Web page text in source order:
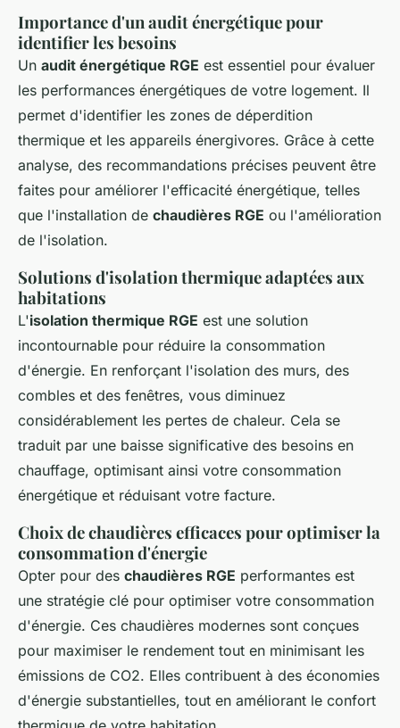
Importance d'un audit énergétique pour
identifier les besoins
Un audit énergétique RGE est essentiel pour évaluer
les performances énergétiques de votre logement. Il
permet d'identifier les zones de déperdition
thermique et les appareils énergivores. Grâce à cette
analyse, des recommandations précises peuvent être
faites pour améliorer l'efficacité énergétique, telles
que l'installation de chaudières RGE ou l'amélioration
de l'isolation.
Solutions d'isolation thermique adaptées aux
habitations
L'isolation thermique RGE est une solution
incontournable pour réduire la consommation
d'énergie. En renforçant l'isolation des murs, des
combles et des fenêtres, vous diminuez
considérablement les pertes de chaleur. Cela se
traduit par une baisse significative des besoins en
chauffage, optimisant ainsi votre consommation
énergétique et réduisant votre facture.
Choix de chaudières efficaces pour optimiser la
consommation d'énergie
Opter pour des chaudières RGE performantes est
une stratégie clé pour optimiser votre consommation
d'énergie. Ces chaudières modernes sont conçues
pour maximiser le rendement tout en minimisant les
émissions de CO2. Elles contribuent à des économies
d'énergie substantielles, tout en améliorant le confort